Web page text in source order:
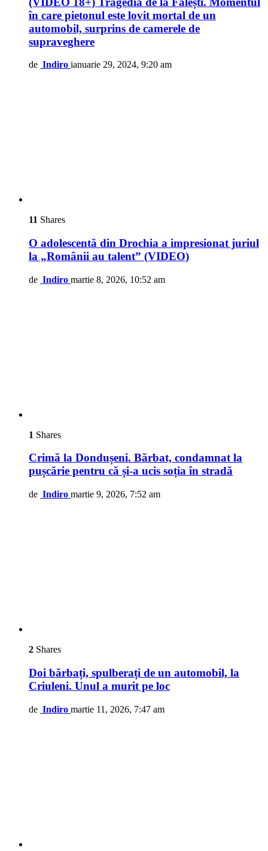
în care pietonul este lovit mortal de un
automobil, surprins de camerele de
supraveghere
de Indiro ianuarie 29, 2024, 9:20 am
11 Shares
O adolescentă din Drochia a impresionat juriul
la „Românii au talent” (VIDEO)
de Indiro martie 8, 2026, 10:52 am
1 Shares
Crimă la Dondușeni. Bărbat, condamnat la
pușcărie pentru că și-a ucis soția în stradă
de Indiro martie 9, 2026, 7:52 am
2 Shares
Doi bărbați, spulberați de un automobil, la
Criuleni. Unul a murit pe loc
de Indiro martie 11, 2026, 7:47 am